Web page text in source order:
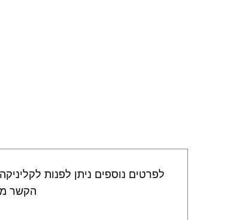
לפרטים נוספים ניתן לפנות
הקשר מטה,